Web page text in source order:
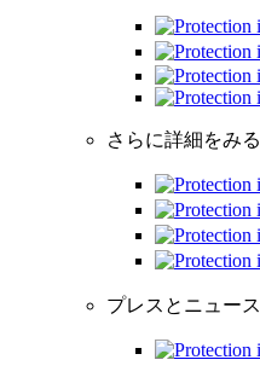
さらに詳細をみる
プレスとニュース